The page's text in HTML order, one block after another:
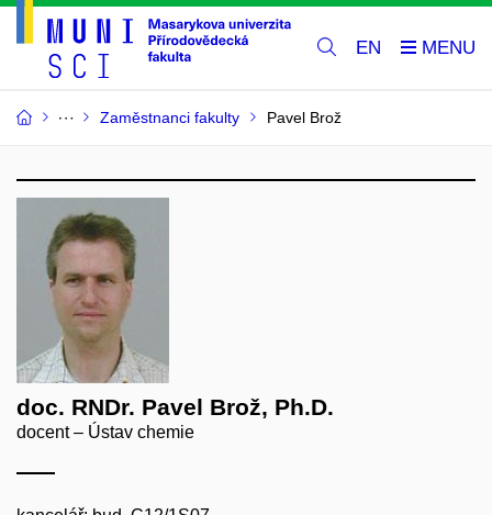
EN
Zaměstnanci fakulty Pavel Brož
doc. RNDr. Pavel Brož, Ph.D.
docent – Ústav chemie